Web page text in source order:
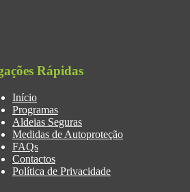
Rápidas
Início
Programas
Aldeias Seguras
Medidas de Autoproteção
FAQs
Contactos
Política de Privacidade